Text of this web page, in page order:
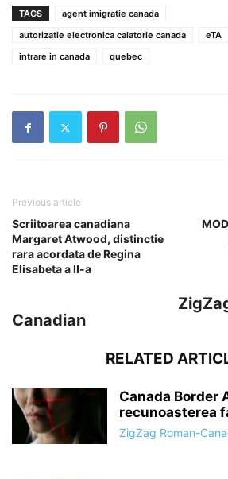
TAGS
agent imigratie canada
autorizatie electronica calatorie canada
eTA
intrare in canada
quebec
Previous article
Scriitoarea canadiana
Margaret Atwood, distinctie
rara acordata de Regina
Elisabeta a II-a
Canadian
RELATED
Canada Border
recunoasterea
ZigZag Roman-